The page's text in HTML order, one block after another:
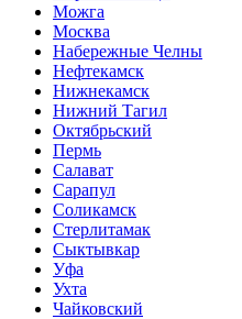
Можга
Москва
Набережные Челны
Нефтекамск
Нижнекамск
Нижний Тагил
Октябрьский
Пермь
Салават
Сарапул
Соликамск
Стерлитамак
Сыктывкар
Уфа
Ухта
Чайковский